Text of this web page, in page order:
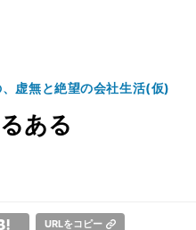
虚無と絶望の会社生活(仮)
ある
URLをコピー